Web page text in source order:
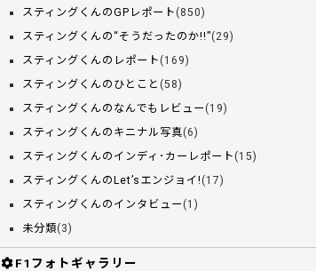
スティングくんのGPレポート(850)
スティングくんの“そうだったのか!!”(29)
スティングくんのレポート(169)
スティングくんのひとこと (58)
スティングくんのなんでもレビュー(19)
スティングくんのキニナル写真(6)
スティングくんのインディ･カーレポート(15)
スティングくんのLet’sエンジョイ!(17)
スティングくんのインタビュー(1)
未分類(3)
F1フォトギャラリー